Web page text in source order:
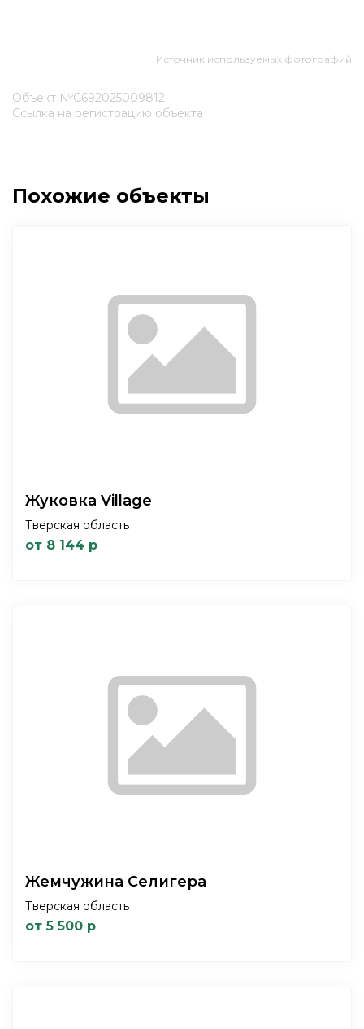
Источник используемых фотографий
Объект №С692025009812
Ссылка на регистрацию объекта
Похожие объекты
Жуковка Village
Тверская область
от 8 144 р
Жемчужина Селигера
Тверская область
от 5 500 р